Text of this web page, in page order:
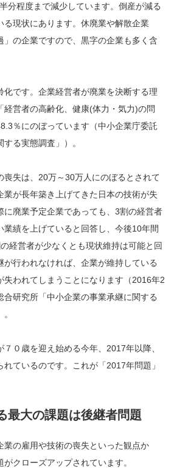
分程度まで減少しています。倒産が減る
る現状にあります。休廃業や解散企業
」の企業ですので、黒字の企業も多く含
化です。企業経営者が廃業を決断する理
経営者の高齢化、健康(体力・気力)の問
％にのぼっています（中小企業庁委託
する実態調査」）。
喪失は、20万～30万人にのぼるとされて
業が長年築き上げてきた日本の技術が失
に廃業予定企業であっても、3割の経営者
業績を上げていると回答し、今後10年間
経営者が少なくとも現状維持は可能と回
が行われなければ、企業が維持している
失われてしまうことになります（2016年2
研究所「中小企業の事業承継に関する
０歳を迎え始める今年、2017年以降、
ているのです。これが「2017年問題」
最大の課題は後継者問題
業の雇用や技術の喪失といった観点か
クローズアップされています。